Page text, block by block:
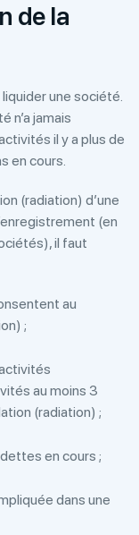
de la
une société.
n’a jamais
il y a plus de
en cours.
(radiation) d’une
(en
il faut
au
;
au moins 3
(radiation) ;
en cours ;
dans une